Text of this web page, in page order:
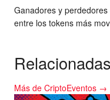
Ganadores y
entre los tokens más
Relacionadas
Más de CriptoEventos →